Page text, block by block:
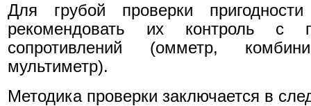
Для грубой проверки
рекомендовать их контроль с
сопротивлений (омметр,
мультиметр).
Методика проверки заключается в